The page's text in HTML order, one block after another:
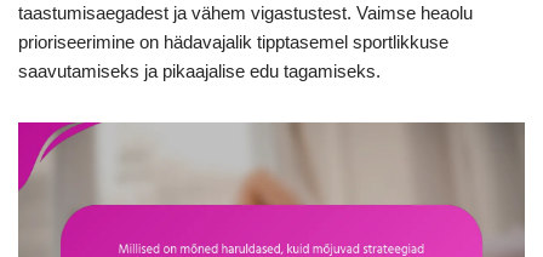
taastumisaegadest ja vähem vigastustest. Vaimse heaolu
prioriseerimine on hädavajalik tipptasemel sportlikkuse
saavutamiseks ja pikaajalise edu tagamiseks.